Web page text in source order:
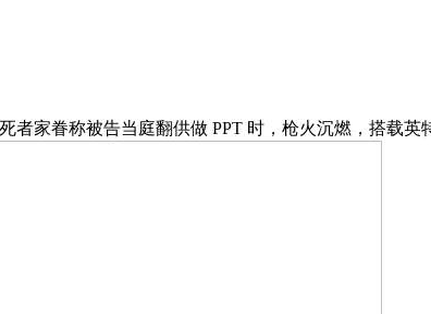
家眷称被告当庭翻供做 PPT 时，枪火沉燃，搭载英